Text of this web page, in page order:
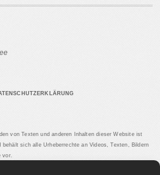
von Texten und anderen Inhalten dieser Website ist
sich alle Urheberrechte an Videos, Texten, Bildern
vor.